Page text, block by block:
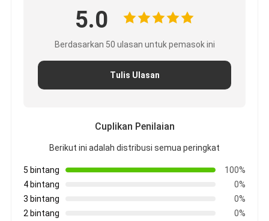
5.0
Berdasarkan 50 ulasan untuk pemasok ini
Tulis Ulasan
Cuplikan Penilaian
Berikut ini adalah distribusi semua peringkat
5 bintang
100%
4 bintang
0%
3 bintang
0%
2 bintang
0%